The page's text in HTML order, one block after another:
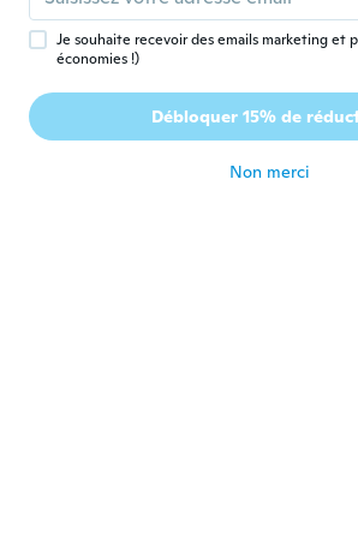
primavera.....ma bellissima
Mark
Inscrit depuis 2017 · 9 avis
Je souhaite recevoir des emails marketing et
économies !)
Débloquer 15% de
Non merci